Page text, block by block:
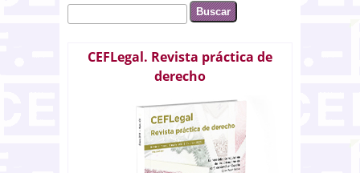
Formulario de búsqueda
Buscar
CEFLegal. Revista práctica de
derecho